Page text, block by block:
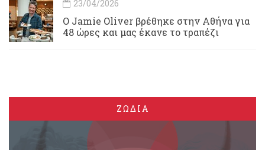
23/04/2026
Ο Jamie Oliver βρέθηκε στην Αθήνα για
48 ώρες και μας έκανε το τραπέζι
ΖΩΔΙΑ